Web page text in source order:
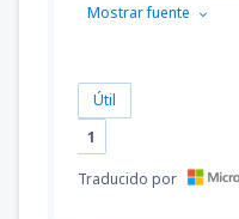
Mostrar fuente
Útil
1
Traducido por